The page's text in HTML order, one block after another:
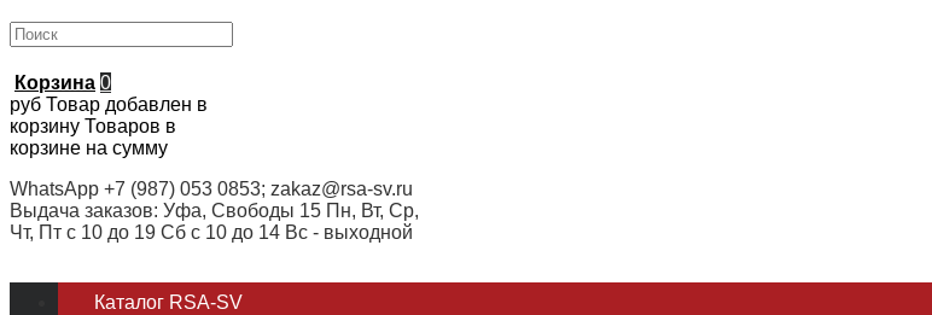
Корзина 0
руб Товар добавлен в
корзину Товаров в
корзине на сумму
WhatsApp +7 (987) 053 0853; zakaz@rsa-sv.ru
Выдача заказов: Уфа, Свободы 15 Пн, Вт, Ср,
Чт, Пт с 10 до 19 Сб с 10 до 14 Вс - выходной
Каталог RSA-SV